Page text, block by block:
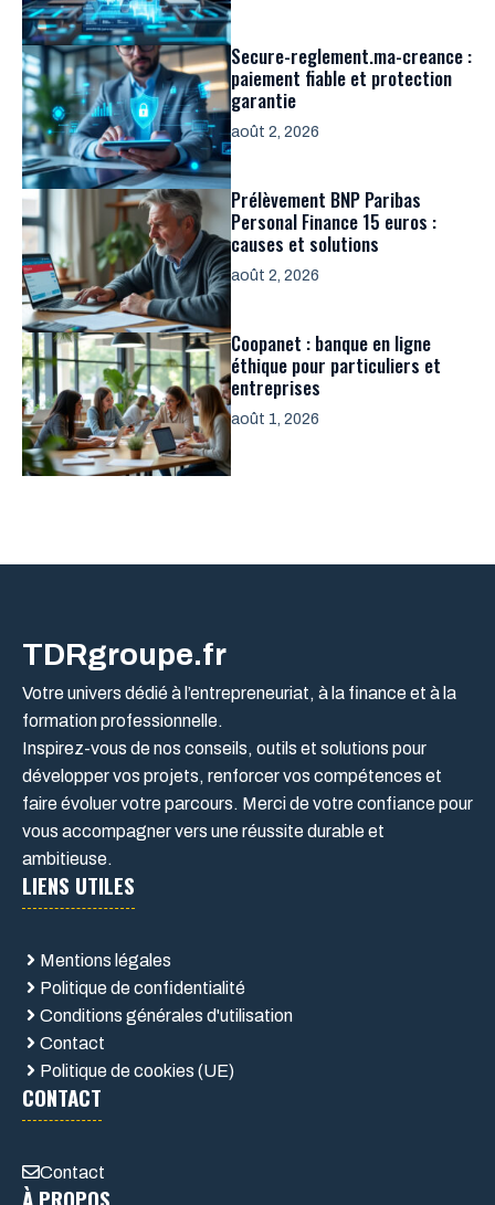
Secure-reglement.ma-creance :
paiement fiable et protection
garantie
août 2, 2026
Prélèvement BNP Paribas
Personal Finance 15 euros :
causes et solutions
août 2, 2026
Coopanet : banque en ligne
éthique pour particuliers et
entreprises
août 1, 2026
TDRgroupe.fr
Votre univers dédié à l’entrepreneuriat, à la finance et à la
formation professionnelle.
Inspirez-vous de nos conseils, outils et solutions pour
développer vos projets, renforcer vos compétences et
faire évoluer votre parcours. Merci de votre confiance pour
vous accompagner vers une réussite durable et
ambitieuse.
LIENS UTILES
Mentions légales
Politique de confidentialité
Conditions générales d'utilisation
Contact
Politique de cookies (UE)
CONTACT
Contact
À PROPOS